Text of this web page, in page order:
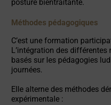
posture bientraitante.
Méthodes pédagogiques
C’est une formation
L’intégration des différentes
basés sur les pédagogies
journées.
Elle alterne des méthodes
expérimentale :